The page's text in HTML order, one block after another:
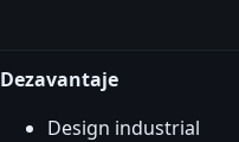
Dezavantaje
Design industrial